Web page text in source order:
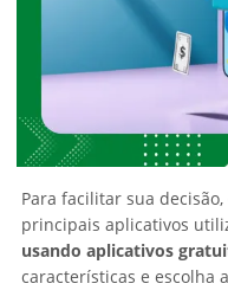
Para facilitar sua
principais aplicativos
usando aplicativos
características e escolha